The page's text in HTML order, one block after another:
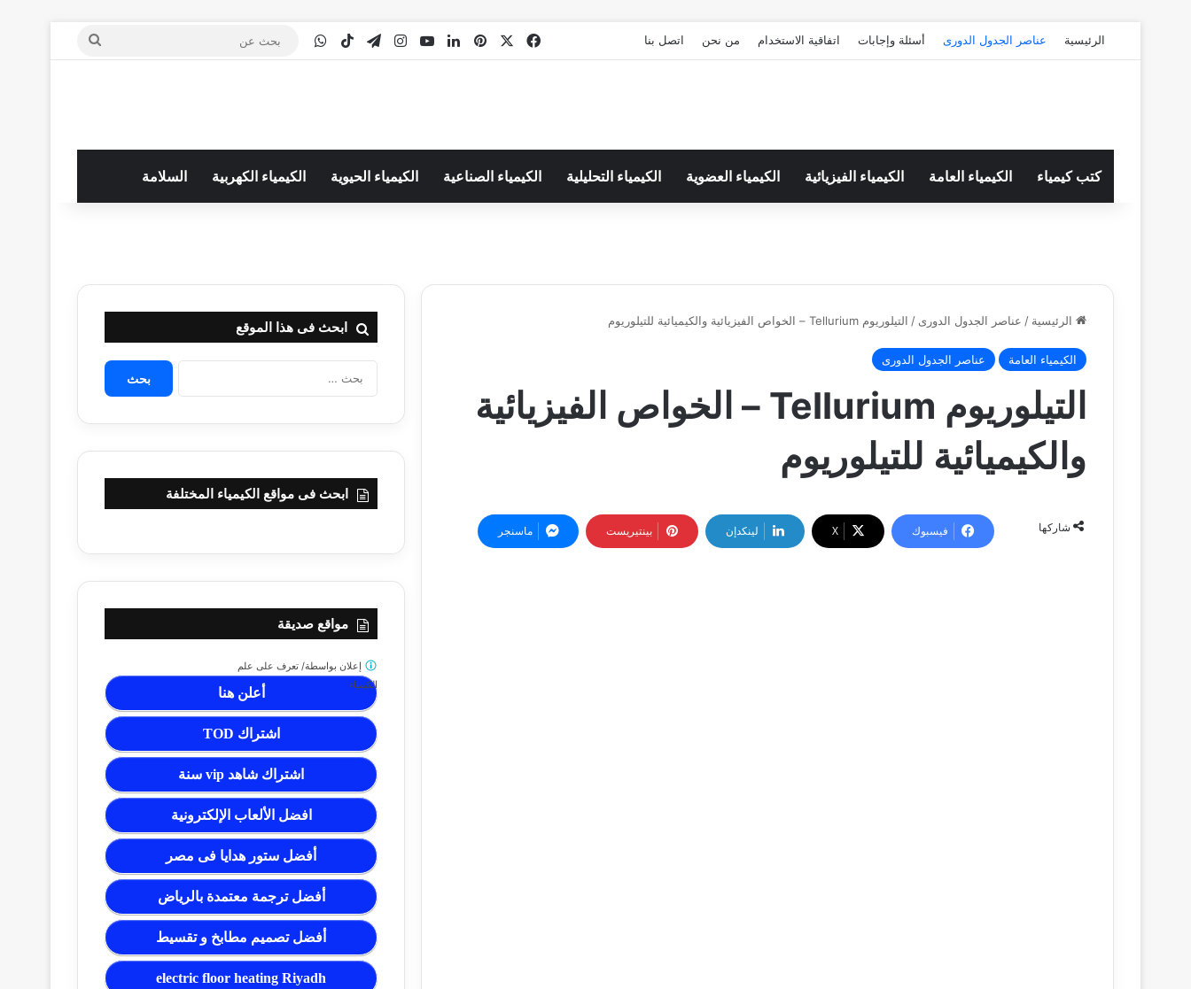
الرئيسية عناصر الجدول الدورى أسئلة وإجابات اتفاقية الاستخدام من نحن اتصل بنا فيسبوك بينتيريست
لينكدإن‫YouTube
انستقرام
تيلقرام ‫TikTokواتساب
بحث
كتب كيمياء الكيمياء العامة الكيمياء الفيزيائية الكيمياء العضوية الكيمياء التحليلية الكيمياء الصناعية الكيمياء الحيوية الكيمياء الكهربية السلامة
الرئيسية / عناصر الجدول الدورى / التيلوريوم Tellurium – الخواص الفيزيائية والكيميائية للتيلوريوم
الكيمياء العامة عناصر الجدول الدورى
التيلوريوم Tellurium – الخواص الفيزيائية
والكيميائية للتيلوريوم
شاركها فيسبوك ‫X لينكدإن بينتيريست ماسنجر
ابحث فى هذا الموقع
البحث
ابحث فى مواقع الكيمياء المختلفة
مواقع صديقة
أعلن هنا
اشتراك TOD
اشتراك شاهد vip سنة
افضل الألعاب الإلكترونية
أفضل ستور هدايا فى مصر
أفضل ترجمة معتمدة بالرياض
أفضل تصميم مطابخ و تقسيط
electric floor heating Riyadh
إعلان بواسطة/تعرف على علم
الكيمياء